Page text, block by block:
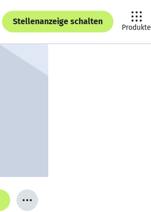
Stellenanzeige schalten
Produkte